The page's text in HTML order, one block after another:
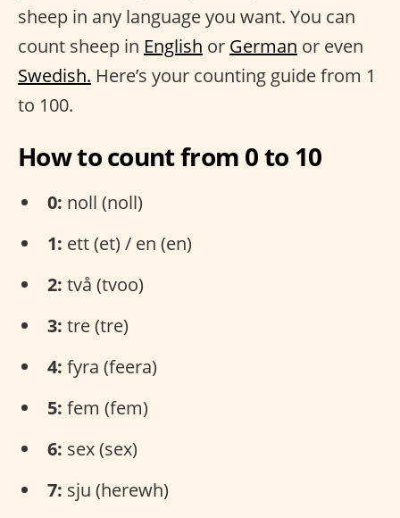
sheep in any language you want. You can
count sheep in English or German or even
Swedish. Here’s your counting guide from 1
to 100.
How to count from 0 to 10
0: noll (noll)
1: ett (et) / en (en)
2: två (tvoo)
3: tre (tre)
4: fyra (feera)
5: fem (fem)
6: sex (sex)
7: sju (herewh)